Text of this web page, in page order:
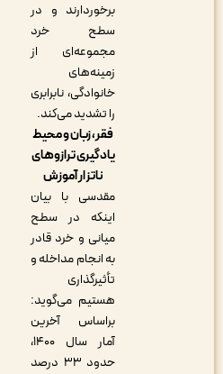
برخوردارند و در
سطح خرد
مجموعه‌ای از
زمینه‌های
خانوادگی، نابرابری
را تشدید می‌کند.
فقر، زبان و محیط
یادگیری ترازوهای
ناتزار آموزش
مقدسی با بیان
اینکه در سطح
میانی و خرد قادر
به انجام مداخله و
تأثیرگذاری
هستیم می‌گوید:
براساس آخرین
آمار سال ۱۴۰۰،
حدود ۳۳ درصد